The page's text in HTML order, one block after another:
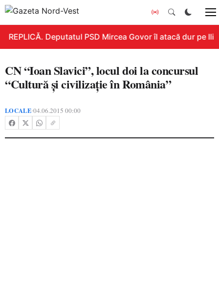
REPLICĂ. Deputatul PSD Mircea Govor îl atacă dur pe
CN “Ioan Slavici”, locul doi la concursul
“Cultură și civilizație în România”
LOCALE•04.06.2015 00:00